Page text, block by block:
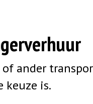
ander
keuze is.